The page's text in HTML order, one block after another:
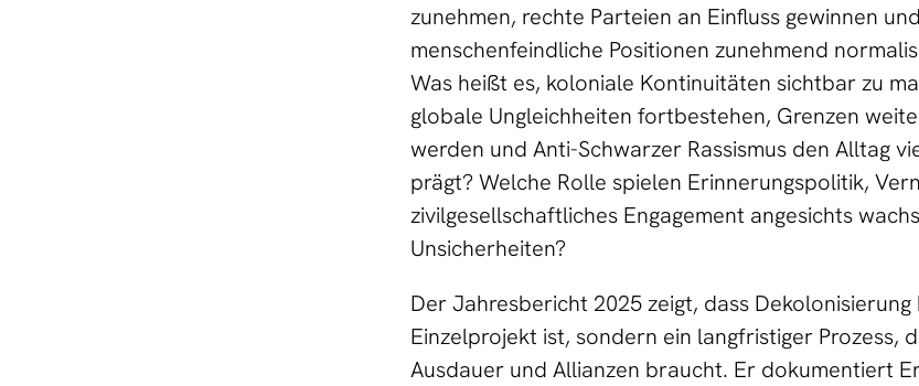
zunehmen, rechte Parteien an Einfluss gewinnen und
menschenfeindliche Positionen zunehmend
Was heißt es, koloniale Kontinuitäten sichtbar zu
globale Ungleichheiten fortbestehen, Grenzen
werden und Anti-Schwarzer Rassismus den Alltag
prägt? Welche Rolle spielen Erinnerungspolitik,
zivilgesellschaftliches Engagement angesichts
Unsicherheiten?
Der Jahresbericht 2025 zeigt, dass Dekolonisierung
Einzelprojekt ist, sondern ein langfristiger Prozess,
Ausdauer und Allianzen braucht. Er dokumentiert